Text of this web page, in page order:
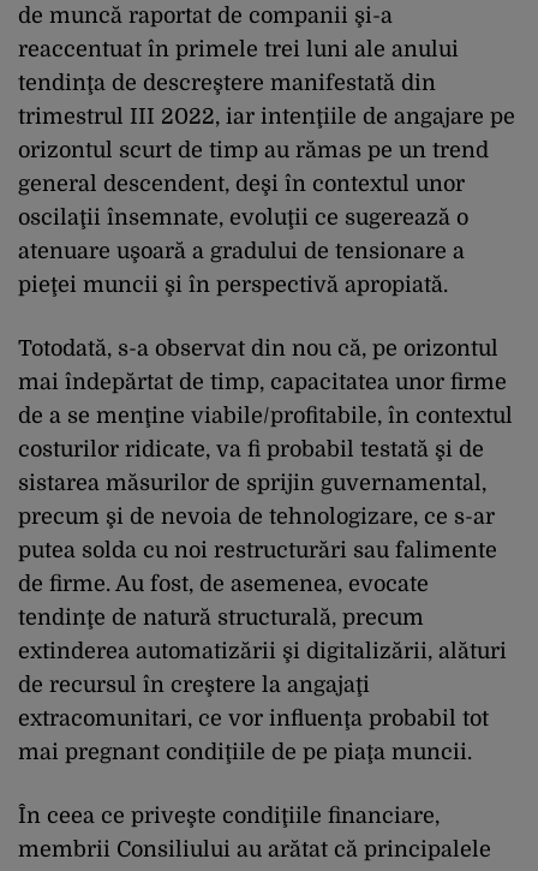
de muncă raportat de companii şi-a
reaccentuat în primele trei luni ale anului
tendinţa de descreştere manifestată din
trimestrul III 2022, iar intenţiile de angajare pe
orizontul scurt de timp au rămas pe un trend
general descendent, deşi în contextul unor
oscilaţii însemnate, evoluţii ce sugerează o
atenuare uşoară a gradului de tensionare a
pieţei muncii şi în perspectivă apropiată.
Totodată, s-a observat din nou că, pe orizontul
mai îndepărtat de timp, capacitatea unor firme
de a se menţine viabile/profitabile, în contextul
costurilor ridicate, va fi probabil testată şi de
sistarea măsurilor de sprijin guvernamental,
precum şi de nevoia de tehnologizare, ce s-ar
putea solda cu noi restructurări sau falimente
de firme. Au fost, de asemenea, evocate
tendinţe de natură structurală, precum
extinderea automatizării şi digitalizării, alături
de recursul în creştere la angajaţi
extracomunitari, ce vor influenţa probabil tot
mai pregnant condiţiile de pe piaţa muncii.
În ceea ce priveşte condiţiile financiare,
membrii Consiliului au arătat că principalele